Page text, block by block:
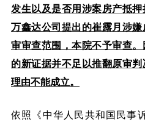
发生以及是否用涉案房产抵
万鑫达公司提出的崔露月涉
审审查范围，本院不予审查
的新证据并不足以推翻原审
理由不能成立。
依照《中华人民共和国民事